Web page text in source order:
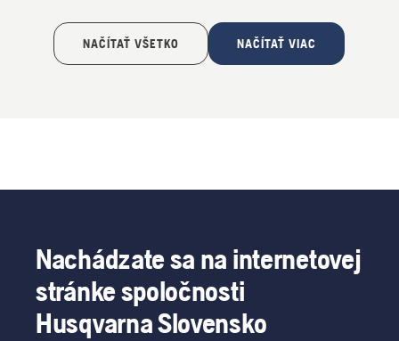
NAČÍTAŤ VŠETKO NAČÍTAŤ VIAC
Nachádzate sa na internetovej
stránke spoločnosti
Husqvarna Slovensko